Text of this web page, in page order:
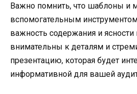
Важно помнить, что шаблоны и
вспомогательным
важность содержания и ясности
внимательны к деталям и
презентацию, которая будет
информативной для вашей